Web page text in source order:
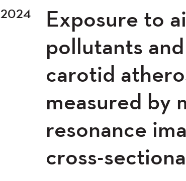
Tout
2021
2020 2019
2015
2010 2008
2004
Plus récent au plus ancien Plus
2024
Exposure to
pollutants
carotid
measured by
resonance
cross-